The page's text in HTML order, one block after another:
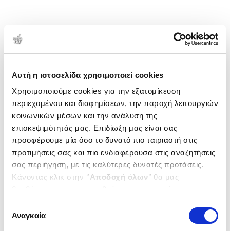
Αυτή η ιστοσελίδα χρησιμοποιεί cookies
Χρησιμοποιούμε cookies για την εξατομίκευση
περιεχομένου και διαφημίσεων, την παροχή λειτουργιών
κοινωνικών μέσων και την ανάλυση της
επισκεψιμότητάς μας. Επιδίωξη μας είναι σας
προσφέρουμε μία όσο το δυνατό πιο ταιριαστή στις
προτιμήσεις σας και πιο ενδιαφέρουσα στις αναζητήσεις
σας περιήγηση, με τις καλύτερες δυνατές προτάσεις.
Κάνοντας κλικ στην ‘’Αποδοχή όλων’’ θα μας
ενδιαφέρουν και να επιλέξετε από τα παρακάτω με την
΄΄και να ενημερωθείτε σχετικά με
συγκατάθεσης
Αναγκαία